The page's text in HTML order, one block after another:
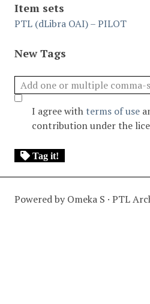
Item sets
PTL (dLibra OAI) – PILOT
New Tags
I agree with terms of use
contribution under the
Tag it!
Powered by Omeka S · PTL